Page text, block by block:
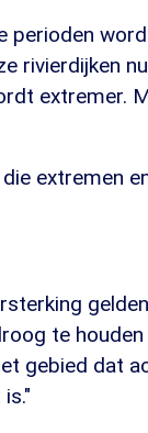
perioden
rivierdijken
extremer.
extremen
te
gebied dat